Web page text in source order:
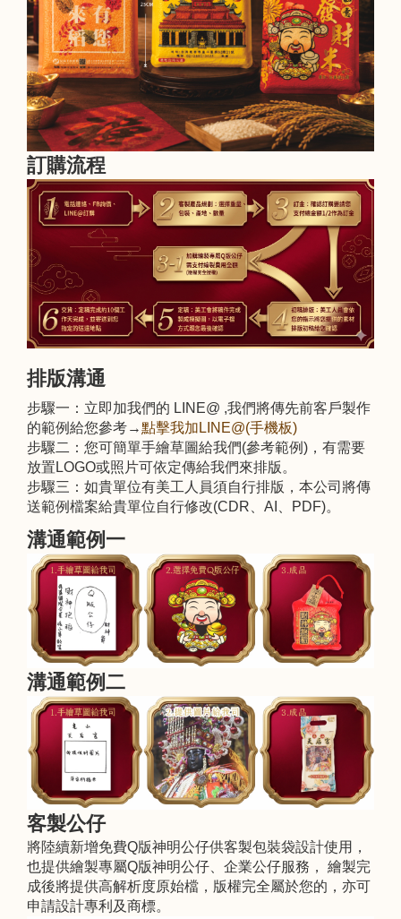
訂購流程
排版溝通
步驟一：立即加我們的 LINE@ ,我們將傳先前客戶製作
的範例給您參考→點擊我加LINE@(手機板)
步驟二：您可簡單手繪草圖給我們(參考範例)，有需要
放置LOGO或照片可依定傳給我們來排版。
步驟三：如貴單位有美工人員須自行排版，本公司將傳
送範例檔案給貴單位自行修改(CDR、AI、PDF)。
溝通範例一
溝通範例二
客製公仔
將陸續新增免費Q版神明公仔供客製包裝袋設計使用，
也提供繪製專屬Q版神明公仔、企業公仔服務， 繪製完
成後將提供高解析度原始檔，版權完全屬於您的，亦可
申請設計專利及商標。